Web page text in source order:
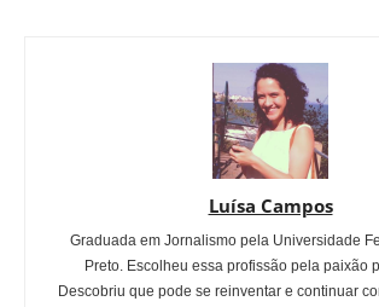
Luísa Campos
Graduada em Jornalismo pela Universidade
Preto. Escolheu essa profissão pela paixão
Descobriu que pode se reinventar e continuar